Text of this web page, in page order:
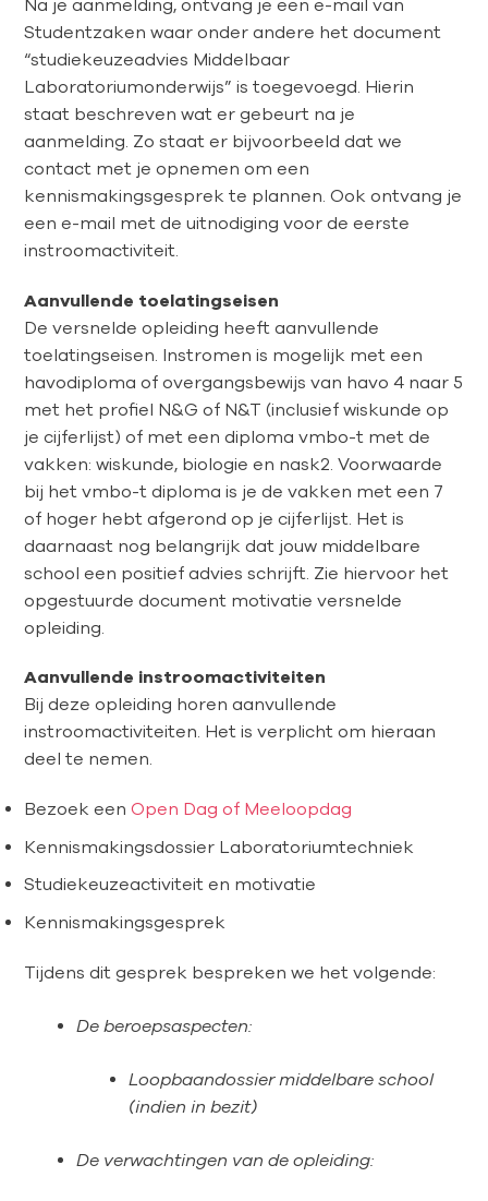
Na je aanmelding, ontvang je een e-mail van
Studentzaken waar onder andere het document
“studiekeuzeadvies Middelbaar
Laboratoriumonderwijs” is toegevoegd. Hierin
staat beschreven wat er gebeurt na je
aanmelding. Zo staat er bijvoorbeeld dat we
contact met je opnemen om een
kennismakingsgesprek te plannen. Ook ontvang je
een e-mail met de uitnodiging voor de eerste
instroomactiviteit.
Aanvullende toelatingseisen
De versnelde opleiding heeft aanvullende
toelatingseisen. Instromen is mogelijk met een
havodiploma of overgangsbewijs van havo 4 naar 5
met het profiel N&G of N&T (inclusief wiskunde op
je cijferlijst) of met een diploma vmbo-t met de
vakken: wiskunde, biologie en nask2. Voorwaarde
bij het vmbo-t diploma is je de vakken met een 7
of hoger hebt afgerond op je cijferlijst. Het is
daarnaast nog belangrijk dat jouw middelbare
school een positief advies schrijft. Zie hiervoor het
opgestuurde document motivatie versnelde
opleiding.
Aanvullende instroomactiviteiten
Bij deze opleiding horen aanvullende
instroomactiviteiten. Het is verplicht om hieraan
deel te nemen.
Bezoek eenOpen Dag of Meeloopdag
Kennismakingsdossier Laboratoriumtechniek
Studiekeuzeactiviteit en motivatie
Kennismakingsgesprek
Tijdens dit gesprek bespreken we het volgende:
De beroepsaspecten:
Loopbaandossier middelbare school
(indien in bezit)
De verwachtingen van de opleiding: